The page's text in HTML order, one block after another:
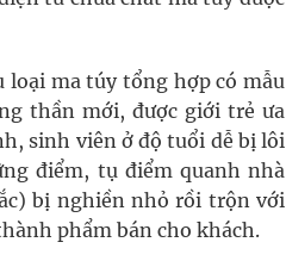
loại ma túy tổng hợp có mẫu
thần mới, được giới trẻ ưa
sinh viên ở độ tuổi dễ bị lôi
điểm, tụ điểm quanh nhà
bị nghiền nhỏ rồi trộn với
phẩm bán cho khách.